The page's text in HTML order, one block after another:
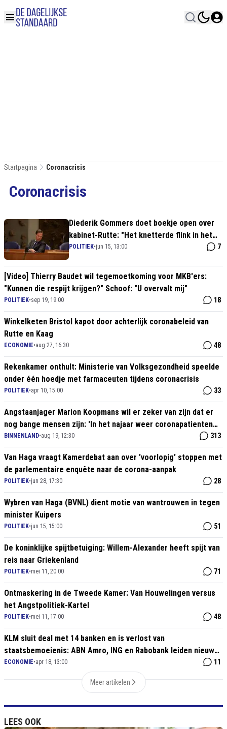
Startpagina Coronacrisis
Coronacrisis
Diederik Gommers doet boekje open over
kabinet-Rutte: "Het knetterde flink in het
Catshuis!"
POLITIEK•jun 15, 13:00 7
[Video] Thierry Baudet wil tegemoetkoming voor MKB'ers:
"Kunnen die respijt krijgen?" Schoof: "U overvalt mij"
POLITIEK•sep 19, 19:00 18
Winkelketen Bristol kapot door achterlijk coronabeleid van
Rutte en Kaag
ECONOMIE•aug 27, 16:30 48
Rekenkamer onthult: Ministerie van Volksgezondheid speelde
onder één hoedje met farmaceuten tijdens coronacrisis
POLITIEK•apr 10, 15:00 33
Angstaanjager Marion Koopmans wil er zeker van zijn dat er
nog bange mensen zijn: 'In het najaar weer coronapatienten
op de IC!'
BINNENLAND•aug 19, 12:30 313
Van Haga vraagt Kamerdebat aan over 'voorlopig' stoppen met
de parlementaire enquête naar de corona-aanpak
POLITIEK•jun 28, 17:30 28
Wybren van Haga (BVNL) dient motie van wantrouwen in tegen
minister Kuipers
POLITIEK•jun 15, 15:00 51
De koninklijke spijtbetuiging: Willem-Alexander heeft spijt van
reis naar Griekenland
POLITIEK•mei 11, 20:00 71
Ontmaskering in de Tweede Kamer: Van Houwelingen versus
het Angstpolitiek-Kartel
POLITIEK•mei 11, 17:00 48
KLM sluit deal met 14 banken en is verlost van
staatsbemoeienis: ABN Amro, ING en Rabobank leiden nieuwe
leenafspraak
ECONOMIE•apr 18, 13:00 11
Meer artikelen
LEES OOK